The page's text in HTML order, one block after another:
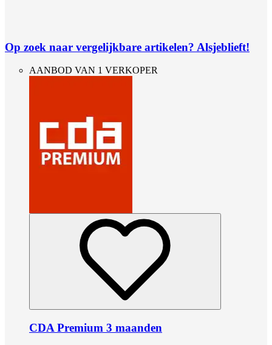
Op zoek naar vergelijkbare artikelen? Alsjeblieft!
AANBOD VAN 1 VERKOPER
CDA Premium 3 maanden